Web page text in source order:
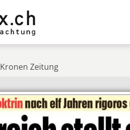
Kronen Zeitung